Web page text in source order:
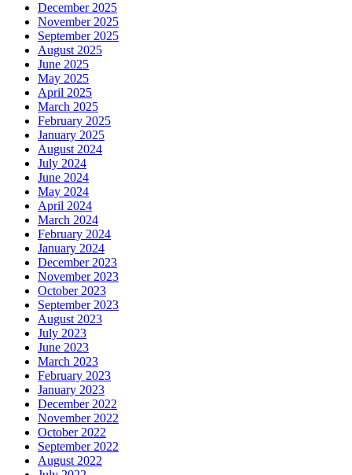
December 2025
November 2025
September 2025
August 2025
June 2025
May 2025
April 2025
March 2025
February 2025
January 2025
August 2024
July 2024
June 2024
May 2024
April 2024
March 2024
February 2024
January 2024
December 2023
November 2023
October 2023
September 2023
August 2023
July 2023
June 2023
March 2023
February 2023
January 2023
December 2022
November 2022
October 2022
September 2022
August 2022